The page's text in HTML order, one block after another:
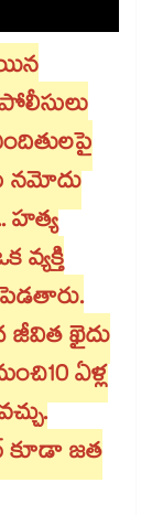
నమోదు
హత్య
జీవిత ఖైదు
ఏళ్ల
కూడా జత